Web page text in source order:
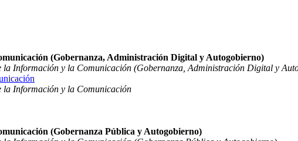
(Gobernanza, Administración Digital y Autogobierno)
la Información y la Comunicación (Gobernanza, Administración Digital y
la Información y la Comunicación
(Gobernanza Pública y Autogobierno)